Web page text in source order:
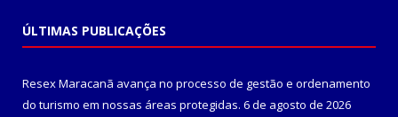
ÚLTIMAS PUBLICAÇÕES
Resex Maracanã avança no processo de gestão e ordenamento
do turismo em nossas áreas protegidas. 6 de agosto de 2026